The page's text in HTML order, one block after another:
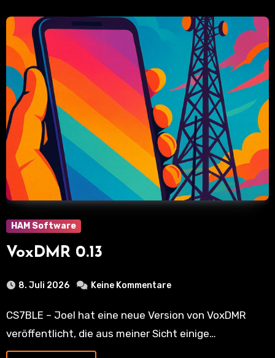
HAM Software
VoxDMR 0.13
8. Juli 2026 Keine Kommentare
CS7BLE – Joel hat eine neue Version von VoxDMR
veröffentlicht, die aus meiner Sicht einige…